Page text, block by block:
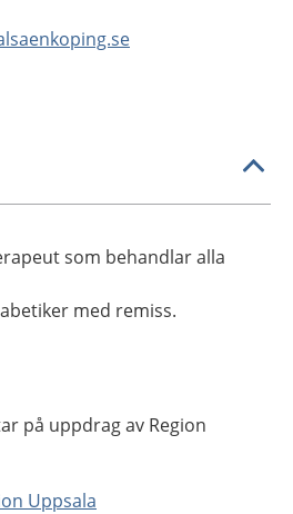
som behandlar alla
med remiss.
på uppdrag av Region
Uppsala